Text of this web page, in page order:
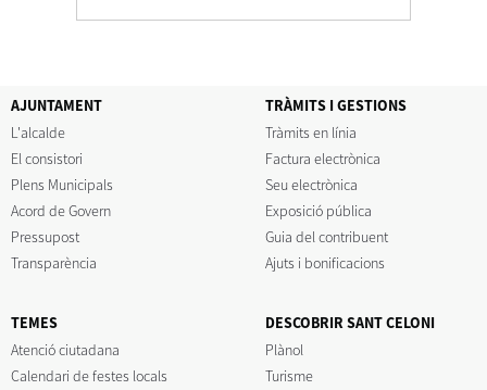
AJUNTAMENT
L'alcalde
El consistori
Plens Municipals
Acord de Govern
Pressupost
Transparència
TRÀMITS I GESTIONS
Tràmits en línia
Factura electrònica
Seu electrònica
Exposició pública
Guia del contribuent
Ajuts i bonificacions
TEMES
Atenció ciutadana
Calendari de festes locals
DESCOBRIR SANT CELONI
Plànol
Turisme